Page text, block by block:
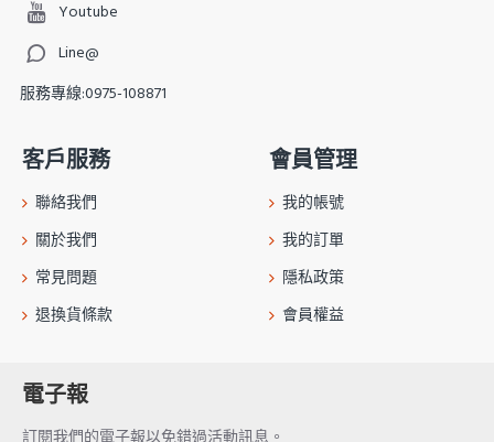
Youtube
Line@
服務專線:0975-108871
客戶服務
聯絡我們
關於我們
常見問題
退換貨條款
會員管理
我的帳號
我的訂單
隱私政策
會員權益
電子報
訂閱我們的電子報以免錯過活動訊息。